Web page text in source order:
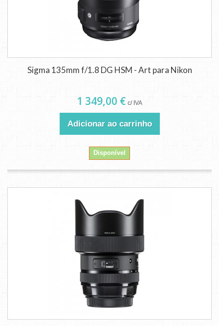
Sigma 135mm f/1.8 DG HSM - Art para Nikon
1 349,00 € c/ IVA
Adicionar ao carrinho
Disponível